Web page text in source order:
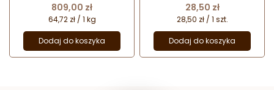
Cena
809,00 zł
64,72 zł / 1 kg
Dodaj do koszyka
Cena
28,50 zł
28,50 zł / 1 szt.
Dodaj do koszyka